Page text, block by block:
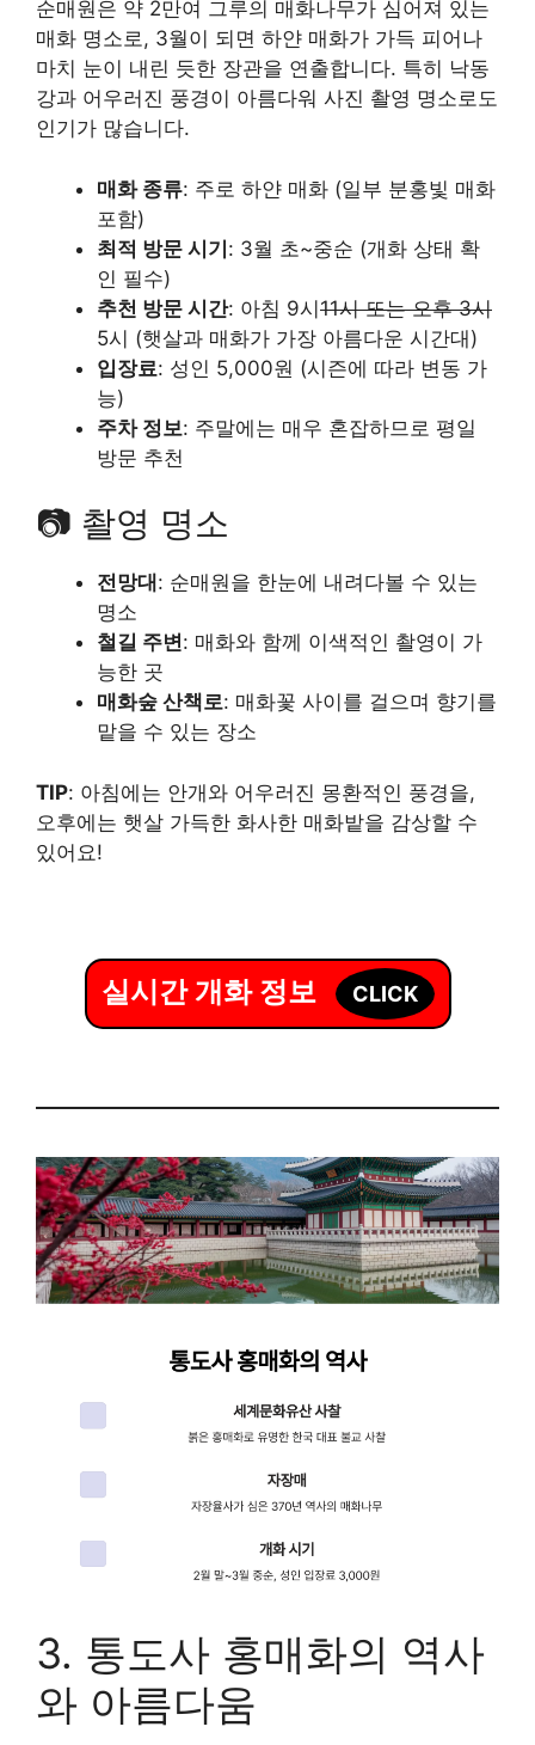
순매원은 약 2만여 그루의 매화나무가 심어져 있는
매화 명소로, 3월이 되면 하얀 매화가 가득 피어나
마치 눈이 내린 듯한 장관을 연출합니다. 특히 낙동
강과 어우러진 풍경이 아름다워 사진 촬영 명소로도
인기가 많습니다.
매화 종류: 주로 하얀 매화 (일부 분홍빛 매화
포함)
최적 방문 시기: 3월 초~중순 (개화 상태 확
인 필수)
추천 방문 시간: 아침 9시11시 또는 오후 3시
5시 (햇살과 매화가 가장 아름다운 시간대)
입장료: 성인 5,000원 (시즌에 따라 변동 가
능)
주차 정보: 주말에는 매우 혼잡하므로 평일
방문 추천
📷 촬영 명소
전망대 : 순매원을 한눈에 내려다볼 수 있는
명소
철길 주변: 매화와 함께 이색적인 촬영이 가
능한 곳
매화숲 산책로: 매화꽃 사이를 걸으며 향기를
맡을 수 있는 장소
TIP: 아침에는 안개와 어우러진 몽환적인 풍경을,
오후에는 햇살 가득한 화사한 매화밭을 감상할 수
있어요!
실시간 개화 정보 CLICK
3. 통도사 홍매화의 역사
와 아름다움